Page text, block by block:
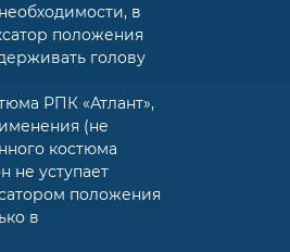
в
положения
голову
РПК «Атлант»,
(не
костюма
не уступает
положения
в